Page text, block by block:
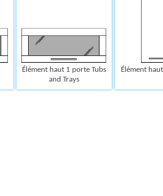
Élément haut 1 porte Tubs
and Trays
Élément